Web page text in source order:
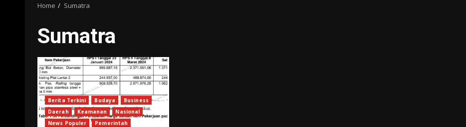
Home Sumatra
Sumatra
Berita Terkini Budaya
Business
Daerah
Keamanan
Nasional
News Populer
Pemerintah